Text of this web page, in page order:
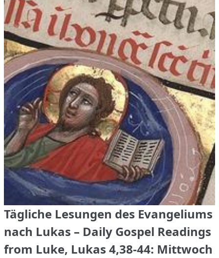
Tägliche Lesungen des Evangeliums
nach Lukas – Daily Gospel Readings
from Luke, Lukas 4,38-44: Mittwoch